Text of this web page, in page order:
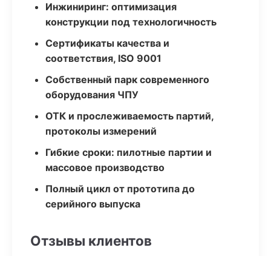
Инжиниринг: оптимизация
конструкции под технологичность
Сертификаты качества и
соответствия, ISO 9001
Собственный парк современного
оборудования ЧПУ
ОТК и прослеживаемость партий,
протоколы измерений
Гибкие сроки: пилотные партии и
массовое производство
Полный цикл от прототипа до
серийного выпуска
Отзывы клиентов